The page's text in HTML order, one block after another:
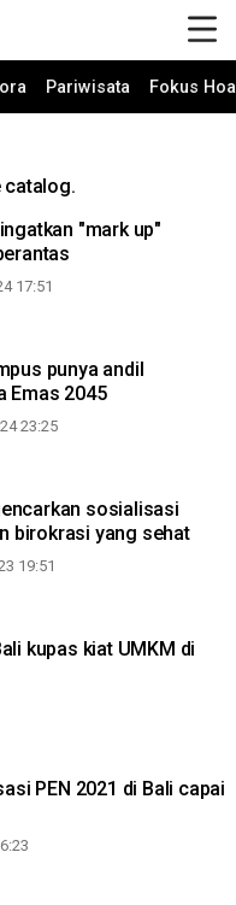
Pariwisata Fokus
catalog.
"mark up"
17:51
punya andil
Emas 2045
23:25
sosialisasi
birokrasi yang sehat
19:51
kupas kiat UMKM di
PEN 2021 di Bali capai